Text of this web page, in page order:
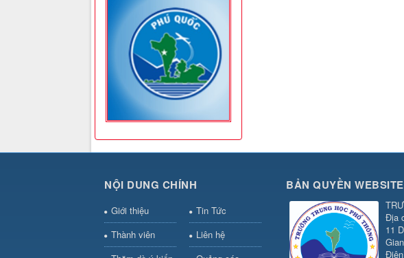
NỘI DUNG CHÍNH
Giới thiệu
Tin Tức
Thành viên
Liên hệ
BẢN QUYỀN
Địa
11